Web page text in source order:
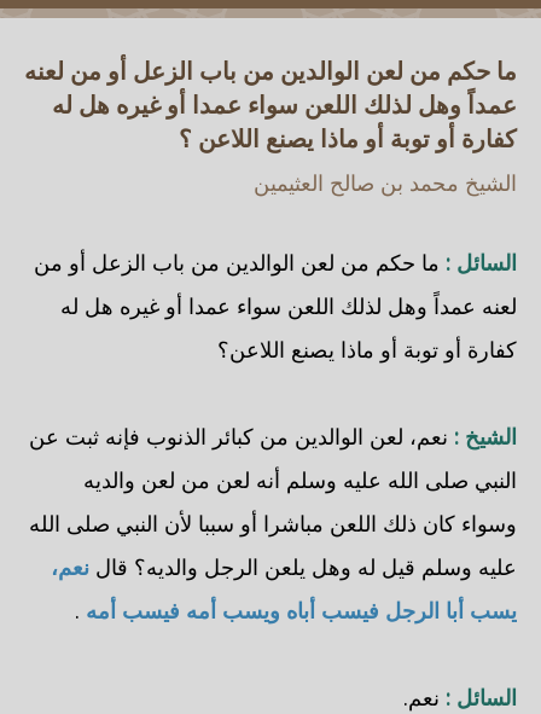
ما حكم من لعن الوالدين من باب الزعل أو من لعنه
عمداً وهل لذلك اللعن سواء عمدا أو غيره هل له
كفارة أو توبة أو ماذا يصنع اللاعن ؟
الشيخ محمد بن صالح العثيمين
السائل : ما حكم من لعن الوالدين من باب الزعل أو من
لعنه عمداً وهل لذلك اللعن سواء عمدا أو غيره هل له
كفارة أو توبة أو ماذا يصنع اللاعن؟
الشيخ : نعم، لعن الوالدين من كبائر الذنوب فإنه ثبت عن
النبي صلى الله عليه وسلم أنه لعن من لعن والديه
وسواء كان ذلك اللعن مباشرا أو سببا لأن النبي صلى الله
عليه وسلم قيل له وهل يلعن الرجل والديه؟ قال نعم،
يسب أبا الرجل فيسب أباه ويسب أمه فيسب أمه .
السائل : نعم.